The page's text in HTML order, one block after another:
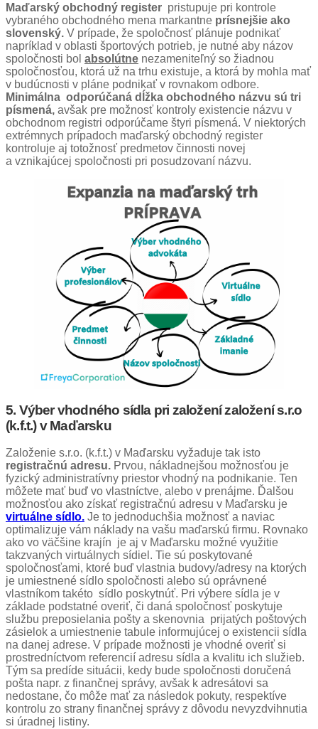
Maďarský obchodný register pristupuje pri kontrole
vybraného obchodného mena markantne prísnejšie ako
slovenský. V prípade, že spoločnosť plánuje podnikať
napríklad v oblasti športových potrieb, je nutné aby názov
spoločnosti bol absolútne nezameniteľný so žiadnou
spoločnosťou, ktorá už na trhu existuje, a ktorá by mohla mať
v budúcnosti v pláne podnikať v rovnakom odbore.
Minimálna odporúčaná dĺžka obchodného názvu sú tri
písmená, avšak pre možnosť kontroly existencie názvu v
obchodnom registri odporúčame štyri písmená. V niektorých
extrémnych prípadoch maďarský obchodný register
kontroluje aj totožnosť predmetov činnosti novej
a vznikajúcej spoločnosti pri posudzovaní názvu.
5. Výber vhodného sídla pri založenízaložení s.r.o
(k.f.t.)v Maďarsku
Založenie s.r.o. (k.f.t.) v Maďarsku vyžaduje tak isto
registračnú adresu. Prvou, nákladnejšou možnosťou je
fyzický administratívny priestor vhodný na podnikanie. Ten
môžete mať buď vo vlastníctve, alebo v prenájme. Ďalšou
možnosťou ako získať registračnú adresu v Maďarsku je
virtuálne sídlo. Je to jednoduchšia možnosť a naviac
optimalizuje vám náklady na vašu maďarskú firmu. Rovnako
ako vo väčšine krajín je aj v Maďarsku možné využitie
takzvaných virtuálnych sídiel. Tie sú poskytované
spoločnosťami, ktoré buď vlastnia budovy/adresy na ktorých
je umiestnené sídlo spoločnosti alebo sú oprávnené
vlastníkom takéto sídlo poskytnúť. Pri výbere sídla je v
základe podstatné overiť, či daná spoločnosť poskytuje
službu preposielania pošty a skenovnia prijatých poštových
zásielok a umiestnenie tabule informujúcej o existencii sídla
na danej adrese. V prípade možnosti je vhodné overiť si
prostredníctvom referencií adresu sídla a kvalitu ich služieb.
Tým sa predíde situácii, kedy bude spoločnosti doručená
pošta napr. z finančnej správy, avšak k adresátovi sa
nedostane, čo môže mať za následok pokuty, respektíve
kontrolu zo strany finančnej správy z dôvodu nevyzdvihnutia
si úradnej listiny.